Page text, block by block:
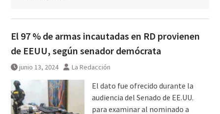
El 97 % de armas incautadas en RD provienen
de EEUU, según senador demócrata
junio 13, 2024 La Redacción
El dato fue ofrecido durante la
audiencia del Senado de EE.UU.
para examinar al nominado a